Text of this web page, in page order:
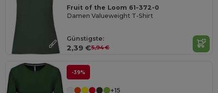
Fruit of the Loom 61-372-0
Damen Valueweight T-Shirt
Günstigste:
2,39 €5,94 €
-39%
+15